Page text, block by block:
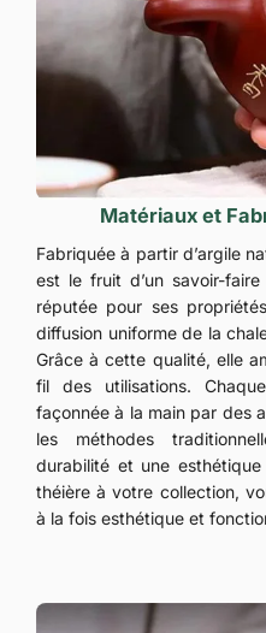
Matériaux et
Fabriquée à partir d’argile
est le fruit d’un savoir-faire
réputée pour ses
diffusion uniforme de la
Grâce à cette qualité, elle
fil des utilisations.
façonnée à la main par des
les méthodes
durabilité et une
théière à votre collection,
à la fois esthétique et